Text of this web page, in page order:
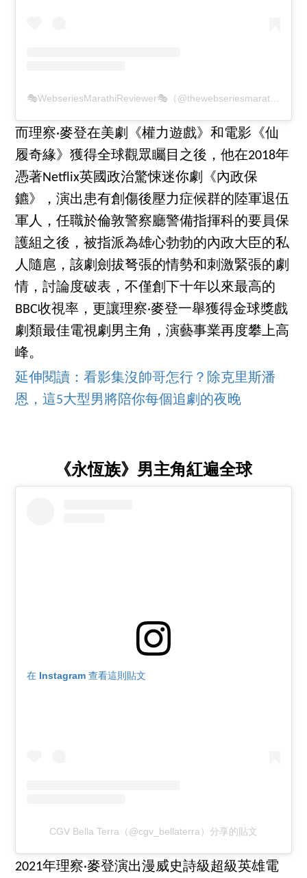
而理察·麥登在美劇《權力遊戲》和電影《仙
履奇緣》獲得全球觀眾矚目之後，他在2018年
憑著Netflix英國政治驚悚迷你劇《內政保
鑣》，演出患有創傷後壓力症候群的陸軍退伍
軍人，任職於倫敦警察廳警備指揮科的要員保
護組之後，被指派為雄心勃勃的內政大臣的私
人隨扈，該劇劍拔弩張的情勢和刺激緊張的劇
情，討論度破表，不僅創下十年以來最高的
BBC收視率，更讓理察·麥登一舉獲得金球獎戲
劇類最佳電視劇男主角，演藝事業再度攀上高
峰。
延伸閱讀：看影集沒帥哥怎行？除克里斯潘
恩，這5大型男將陪你每個追劇的夜晚
《永恆族》男主角紅遍全球
在 Instagram 查看這則貼文
CGV Bella Terra（@cgv_bellaterra）分享的貼文
2021年理察·麥登演出漫威史詩級超級英雄電